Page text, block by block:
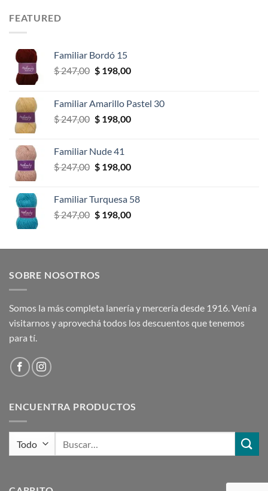
FEATURED
Familiar Bordó 15
$247,00 El
era:
$ 247,00.
$198,00El
es:
$ 198,00.
Familiar Amarillo Pastel 30
$247,00 El
era:
$ 247,00.
$198,00El
$ 198,00.
Familiar Nude 41
$247,00 El
era:
$ 247,00.
$198,00El
es:
$ 198,00.
Familiar Turquesa 58
$247,00 El
era:
$198,00El
es:
SOBRE NOSOTROS
Somos la más completa lanería y mercería desde 1916. Vení a
visitarnos y aprovechá todos los descuentos que tenemos
para tí.
ENCUENTRA PRODUCTOS